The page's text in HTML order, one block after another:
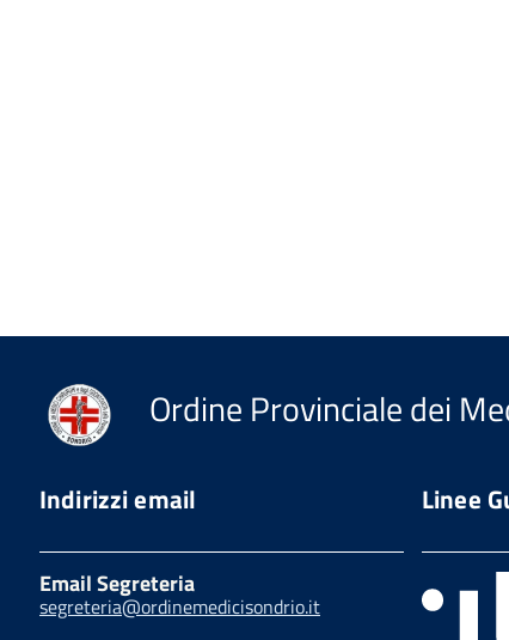
Ordine Provinciale dei
Indirizzi email
Email Segreteria
segreteria@ordinemedicisondrio.it
Linee